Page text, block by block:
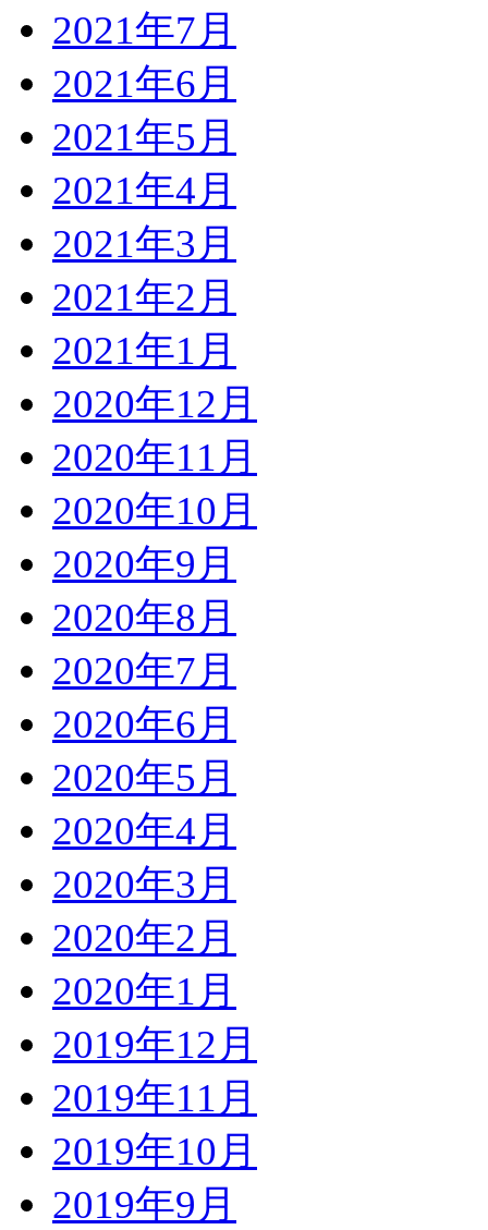
2021年7月
2021年6月
2021年5月
2021年4月
2021年3月
2021年2月
2021年1月
2020年12月
2020年11月
2020年10月
2020年9月
2020年8月
2020年7月
2020年6月
2020年5月
2020年4月
2020年3月
2020年2月
2020年1月
2019年12月
2019年11月
2019年10月
2019年9月